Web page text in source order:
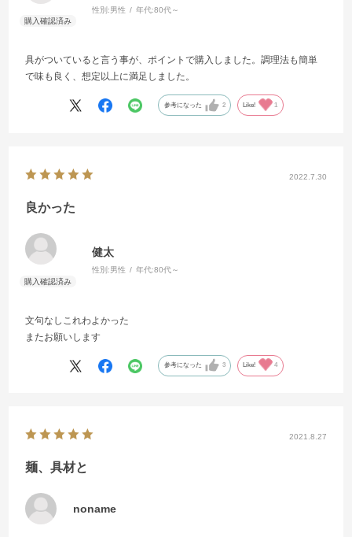
性別:男性 年代:80代～
具がついていると言う事が、ポイントで購入しました。調理法も簡単
で味も良く、想定以上に満足しました。
参考になった 2 Like! 1
2022.7.30
良かった
健太
性別:男性 年代:80代～
文句なしこれわよかった
またお願いします
参考になった 3 Like! 4
2021.8.27
麺、具材と
noname